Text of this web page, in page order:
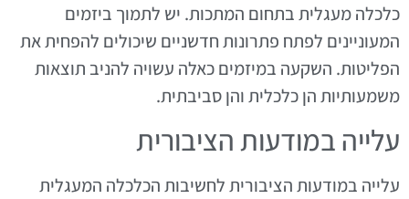
כלכלה מעגלית בתחום המתכות. יש לתמוך ביזמים
המעוניינים לפתח פתרונות חדשניים שיכולים להפחית את
הפליטות. השקעה במיזמים כאלה עשויה להניב תוצאות
משמעותיות הן כלכלית והן סביבתית.
עלייה במודעות הציבורית
עלייה במודעות הציבורית לחשיבות הכלכלה המעגלית